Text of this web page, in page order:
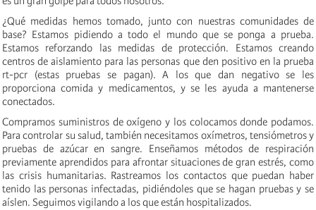
¿Qué medidas hemos tomado, junto con nuestras comunidades de
base? Estamos pidiendo a todo el mundo que se ponga a prueba.
Estamos reforzando las medidas de protección. Estamos creando
centros de aislamiento para las personas que den positivo en la prueba
rt-pcr (estas pruebas se pagan). A los que dan negativo se les
proporciona comida y medicamentos, y se les ayuda a mantenerse
conectados.
Compramos suministros de oxígeno y los colocamos donde podamos.
Para controlar su salud, también necesitamos oxímetros, tensiómetros y
pruebas de azúcar en sangre. Enseñamos métodos de respiración
previamente aprendidos para afrontar situaciones de gran estrés, como
las crisis humanitarias. Rastreamos los contactos que puedan haber
tenido las personas infectadas, pidiéndoles que se hagan pruebas y se
aíslen. Seguimos vigilando a los que están hospitalizados.